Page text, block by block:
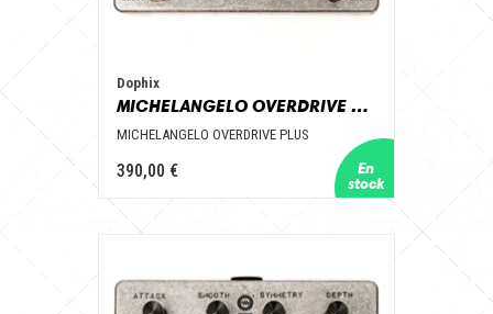
Dophix
MICHELANGELO OVERDRIVE PLUS
MICHELANGELO OVERDRIVE PLUS
390,00 €